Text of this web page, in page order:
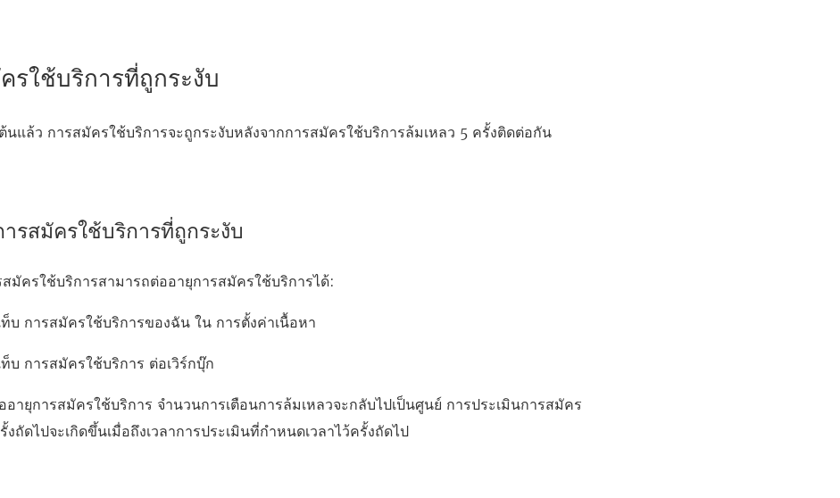
รใช้บริการที่ถูกระงับ
นแล้ว การสมัครใช้บริการจะถูกระงับหลังจากการสมัครใช้บริการล้มเหลว 5 ครั้งติดต่อกัน
รสมัครใช้บริการที่ถูกระงับ
สมัครใช้บริการสามารถต่ออายุการสมัครใช้บริการได้:
บ การสมัครใช้บริการของฉัน ใน การตั้งค่าเนื้อหา
บ การสมัครใช้บริการ ต่อเวิร์กบุ๊ก
อายุการสมัครใช้บริการ จำนวนการเตือนการล้มเหลวจะกลับไปเป็นศูนย์ การประเมินการสมัคร
งถัดไปจะเกิดขึ้นเมื่อถึงเวลาการประเมินที่กำหนดเวลาไว้ครั้งถัดไป